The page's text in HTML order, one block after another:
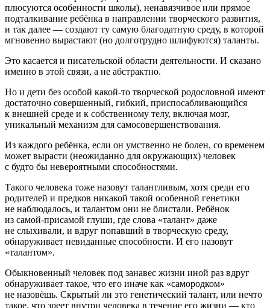
плюсуются особенности школы), ненавязчивое или прямое
подталкивание ребёнка в направлении творческого развития,
и так далее — создают ту самую благодатную среду, в которой
мгновенно вырастают (но долготрудно шлифуются) таланты.
Это касается и писательской области деятельности. И сказано
именно в этой связи, а не абстрактно.
Но и дети без особой какой-то творческой родословной имеют
достаточно совершенный, гибкий, приспосабливающийся
к внешней среде и к собственному телу, включая мозг,
уникальный механизм для самосовершенствования.
Из каждого ребёнка, если он умственно не болен, со временем
может вырасти (неожиданно для окружающих) человек
с будто бы невероятными способностями.
Такого человека тоже назовут талантливым, хотя среди его
родителей и предков никакой такой особенной генетики
не наблюдалось, и талантом они не блистали. Ребёнок
из самой-присамой глуши, где слова «талант» даже
не слыхивали, и вдруг попавший в творческую среду,
обнаруживает невиданные способности. И его назовут
«талантом».
Обыкновенный человек под занавес жизни иной раз вдруг
обнаруживает такое, что его иначе как «самородком»
не назовёшь. Скрытый ли это генетический талант, или нечто
такое, что зреет внутри человека в течение его жизни — кто